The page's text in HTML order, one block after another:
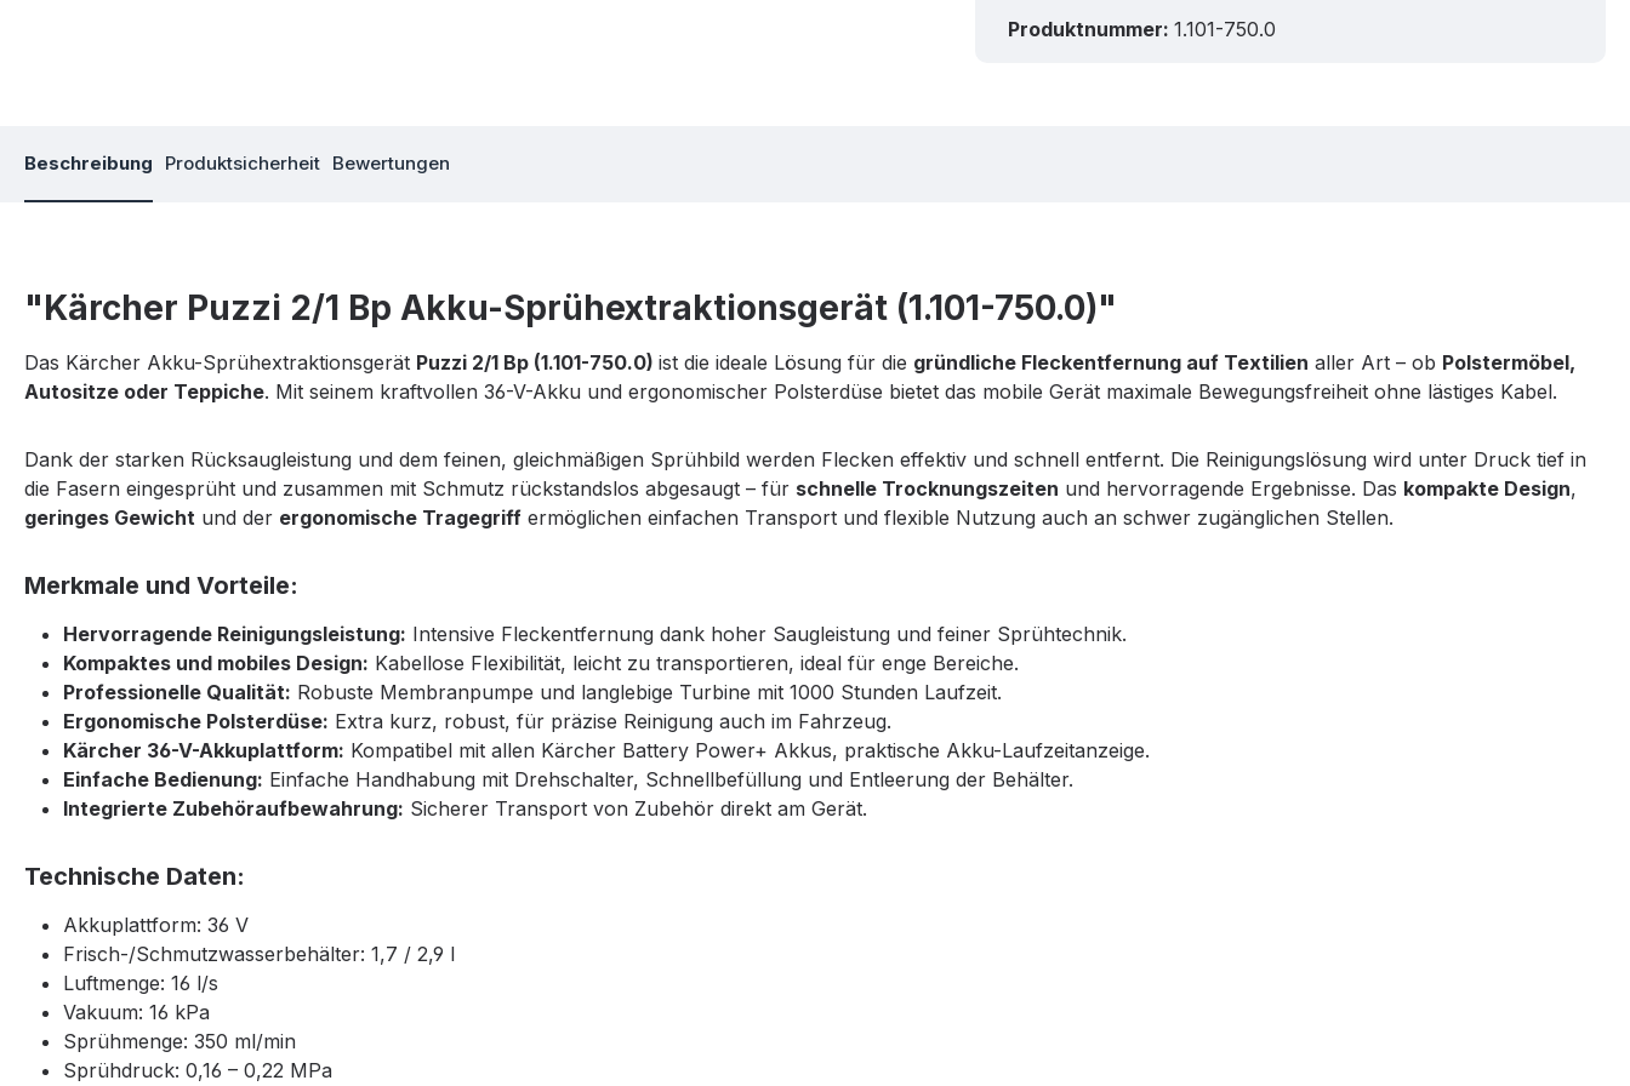
Produktnummer: 1.101-750.0
Beschreibung Produktsicherheit Bewertungen
"Kärcher Puzzi 2/1 Bp Akku-Sprühextraktionsgerät (1.101-750.0)"
Das Kärcher Akku-Sprühextraktionsgerät Puzzi 2/1 Bp (1.101-750.0) ist die ideale Lösung für die gründliche Fleckentfernung auf Textilien aller Art – ob Polstermöbel,
Autositze oder Teppiche. Mit seinem kraftvollen 36-V-Akku und ergonomischer Polsterdüse bietet das mobile Gerät maximale Bewegungsfreiheit ohne lästiges Kabel.
Dank der starken Rücksaugleistung und dem feinen, gleichmäßigen Sprühbild werden Flecken effektiv und schnell entfernt. Die Reinigungslösung wird unter Druck tief in
die Fasern eingesprüht und zusammen mit Schmutz rückstandslos abgesaugt – für schnelle Trocknungszeiten und hervorragende Ergebnisse. Das kompakte Design,
geringes Gewicht und der ergonomische Tragegriff ermöglichen einfachen Transport und flexible Nutzung auch an schwer zugänglichen Stellen.
Merkmale und Vorteile:
Hervorragende Reinigungsleistung: Intensive Fleckentfernung dank hoher Saugleistung und feiner Sprühtechnik.
Kompaktes und mobiles Design: Kabellose Flexibilität, leicht zu transportieren, ideal für enge Bereiche.
Professionelle Qualität: Robuste Membranpumpe und langlebige Turbine mit 1000 Stunden Laufzeit.
Ergonomische Polsterdüse: Extra kurz, robust, für präzise Reinigung auch im Fahrzeug.
Kärcher 36-V-Akkuplattform: Kompatibel mit allen Kärcher Battery Power+ Akkus, praktische Akku-Laufzeitanzeige.
Einfache Bedienung: Einfache Handhabung mit Drehschalter, Schnellbefüllung und Entleerung der Behälter.
Integrierte Zubehöraufbewahrung: Sicherer Transport von Zubehör direkt am Gerät.
Technische Daten:
Akkuplattform: 36 V
Frisch-/Schmutzwasserbehälter: 1,7 / 2,9 l
Luftmenge: 16 l/s
Vakuum: 16 kPa
Sprühmenge: 350 ml/min
Sprühdruck: 0,16 – 0,22 MPa